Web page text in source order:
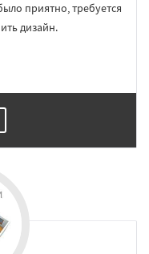
приятно, требуется
дизайн.